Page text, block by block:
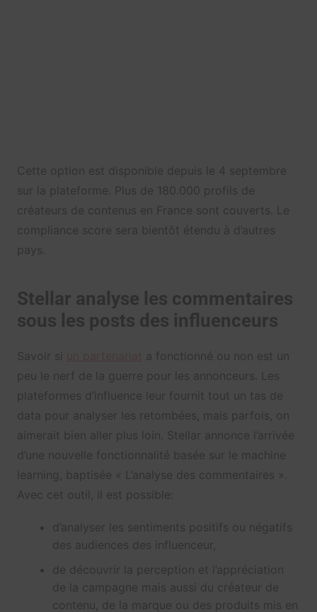
Cette option est disponible depuis le 4 septembre
sur la plateforme. Plus de 180.000 profils de
créateurs de contenus en France sont couverts. Le
compliance score sera bientôt étendu à d’autres
pays.
Stellar analyse les commentaires
sous les posts des influenceurs
Savoir si
a fonctionné ou non est un
peu le nerf de la guerre pour les annonceurs. Les
plateformes d’influence leur fournit tout un tas de
data pour analyser les retombées, mais parfois, on
aimerait bien aller plus loin. Stellar annonce l’arrivée
d’une nouvelle fonctionnalité basée sur le machine
learning, baptisée « L’analyse des commentaires ».
Avec cet outil, il est possible:
d’analyser les sentiments positifs ou négatifs
des audiences des influenceur,
de découvrir la perception et l’appréciation
de la campagne mais aussi du créateur de
contenu, de la marque ou des produits mis en